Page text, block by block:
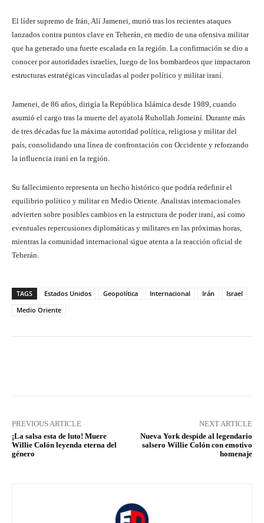
El líder supremo de Irán, Alí Jamenei, murió tras los recientes ataques
lanzados contra puntos clave en Teherán, en medio de una ofensiva militar
que ha generado una fuerte escalada en la región. La confirmación se dio a
conocer por autoridades israelíes, luego de los bombardeos que impactaron
estructuras estratégicas vinculadas al poder político y militar iraní.
Jamenei, de 86 años, dirigía la República Islámica desde 1989, cuando
asumió el cargo tras la muerte del ayatolá Ruhollah Jomeiní. Durante más
de tres décadas fue la máxima autoridad política, religiosa y militar del
país, consolidando una línea de confrontación con Occidente y reforzando
la influencia iraní en la región.
Su fallecimiento representa un hecho histórico que podría redefinir el
equilibrio político y militar en Medio Oriente. Analistas internacionales
advierten sobre posibles cambios en la estructura de poder iraní, así como
eventuales repercusiones diplomáticas y militares en las próximas horas,
mientras la comunidad internacional sigue atenta a la reacción oficial de
Teherán.
TAGS Estados Unidos Geopolítica Internacional Irán
Israel
Medio Oriente
PREVIOUS ARTICLE
¡La salsa esta de luto! Muere
Willie Colón leyenda eterna del
género
NEXT ARTICLE
Nueva York despide al legendario
salsero Willie Colón con emotivo
homenaje